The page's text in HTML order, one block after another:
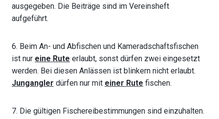
ausgegeben. Die Beiträge sind im Vereinsheft
aufgeführt.
6. Beim An- und Abfischen und Kameradschaftsfischen
ist nur eine Rute erlaubt, sonst dürfen zwei eingesetzt
werden. Bei diesen Anlässen ist blinkern nicht erlaubt.
Jungangler dürfen nur mit einer Rute fischen.
7. Die gültigen Fischereibestimmungen sind einzuhalten.